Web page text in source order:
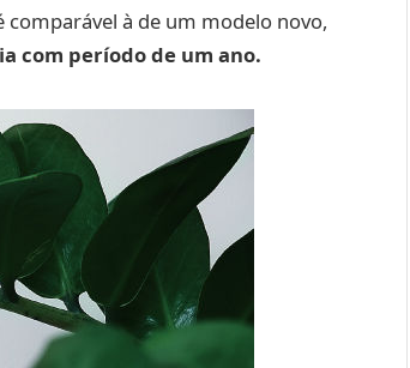
à de um modelo novo,
com período de um ano.